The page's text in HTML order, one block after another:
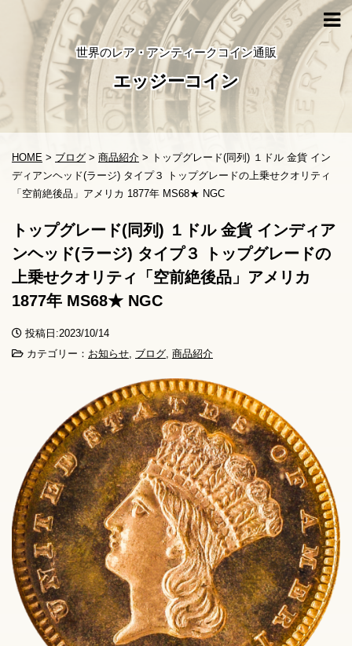
世界のレア・アンティークコイン通販
エッジーコイン
HOME > ブログ > 商品紹介 > トップグレード(同列) １ドル 金貨 イン
ディアンヘッド(ラージ) タイプ３ トップグレードの上乗せクオリティ
「空前絶後品」アメリカ 1877年 MS68★ NGC
トップグレード(同列) １ドル 金貨 インディア
ンヘッド(ラージ) タイプ３ トップグレードの
上乗せクオリティ「空前絶後品」アメリカ
1877年 MS68★ NGC
投稿日:2023/10/14
カテゴリー： お知らせ, ブログ, 商品紹介